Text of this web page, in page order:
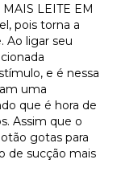
LEITE EM
pois torna a
Ao ligar seu
e é nessa
uma
que é hora de
Assim que o
gotas para
de sucção mais